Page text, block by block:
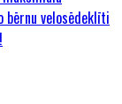
bērnu velosēdeklīti